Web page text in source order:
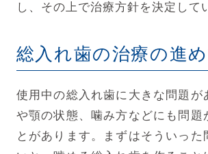
し、その上で治療方針を決定して
総入れ歯の治療の進
使用中の総入れ歯に大きな問題が
や顎の状態、噛み方などにも問題
とがあります。まずはそういった